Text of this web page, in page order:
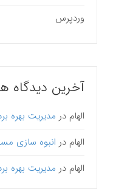
وردپرس
آخرین دیدگاه
الهام در مدیریت بهره
الهام در انبوه سازی
الهام در مدیریت بهره